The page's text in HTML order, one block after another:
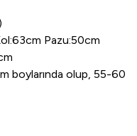
Pazu:50cm
boylarında olup, 55-60